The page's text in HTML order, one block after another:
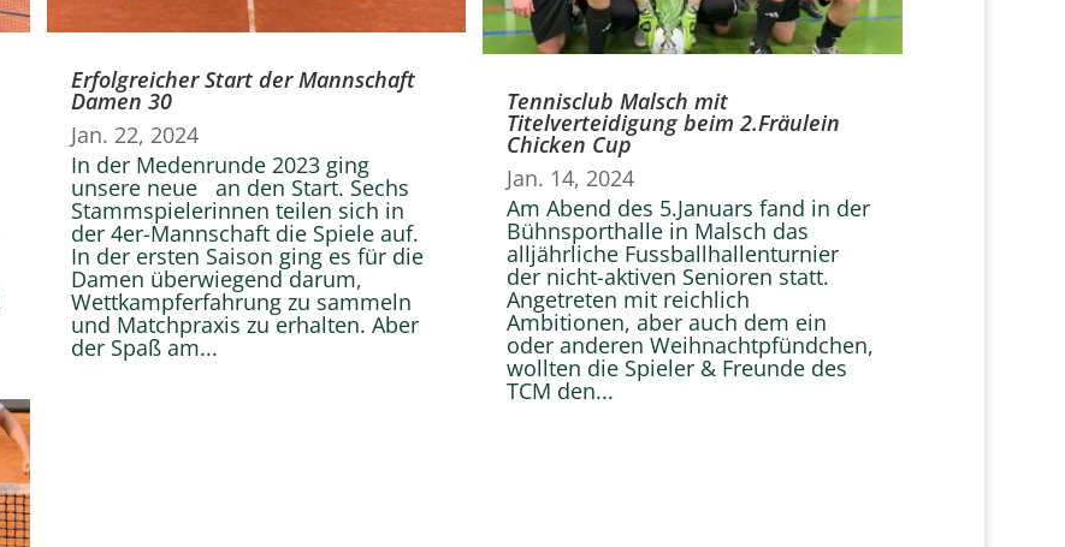
Erfolgreicher Start der Mannschaft
Damen 30
Jan. 22, 2024
In der Medenrunde 2023 ging
unsere neue an den Start. Sechs
Stammspielerinnen teilen sich in
der 4er-Mannschaft die Spiele auf.
In der ersten Saison ging es für die
Damen überwiegend darum,
Wettkampferfahrung zu sammeln
und Matchpraxis zu erhalten. Aber
der Spaß am...
Tennisclub Malsch mit
Titelverteidigung beim 2.Fräulein
Chicken Cup
Jan. 14, 2024
Am Abend des 5.Januars fand in der
Bühnsporthalle in Malsch das
alljährliche Fussballhallenturnier
der nicht-aktiven Senioren statt.
Angetreten mit reichlich
Ambitionen, aber auch dem ein
oder anderen Weihnachtpfündchen,
wollten die Spieler & Freunde des
TCM den...